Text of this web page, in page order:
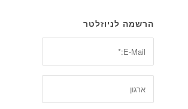
הרשמה לניוזלטר